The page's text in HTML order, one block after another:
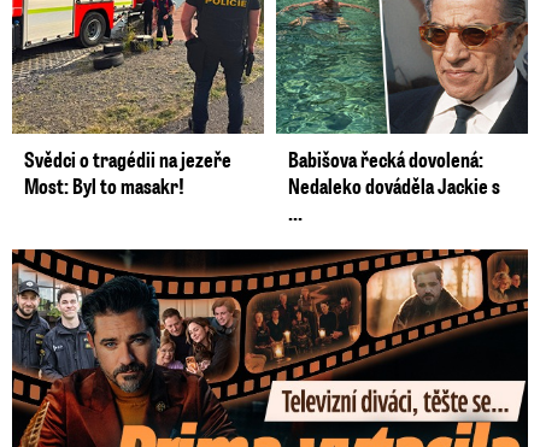
Svědci o tragédii na jezeře
Most: Byl to masakr!
Babišova řecká dovolená:
Nedaleko dováděla Jackie s
...
Prima vytasila podzimní trumfy! Další Zrádci a žhavé novinky